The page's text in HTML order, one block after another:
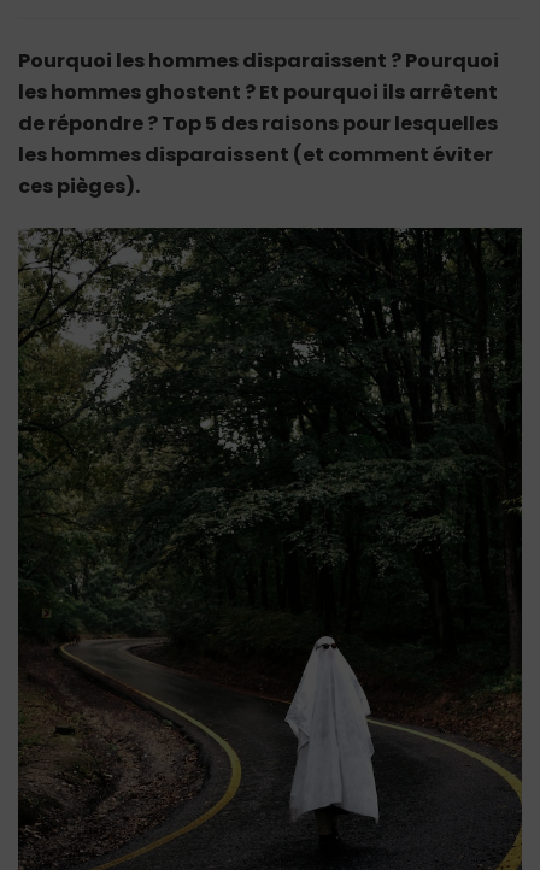
des
raisons
pour
lesquelles
les
(et
comment
éviter
ces
pièges)
Pourquoi les hommes disparaissent ? Pourquoi
les hommes ghostent ? Et pourquoi ils arrêtent
de répondre ? Top 5 des raisons pour lesquelles
les hommes disparaissent (et comment éviter
ces pièges).